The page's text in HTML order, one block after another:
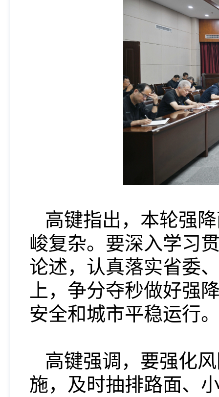
高键指出，本轮强
峻复杂。要深入学习
论述，认真落实省委
上，争分夺秒做好强
安全和城市平稳运行
高键强调，要强化
施，及时抽排路面、